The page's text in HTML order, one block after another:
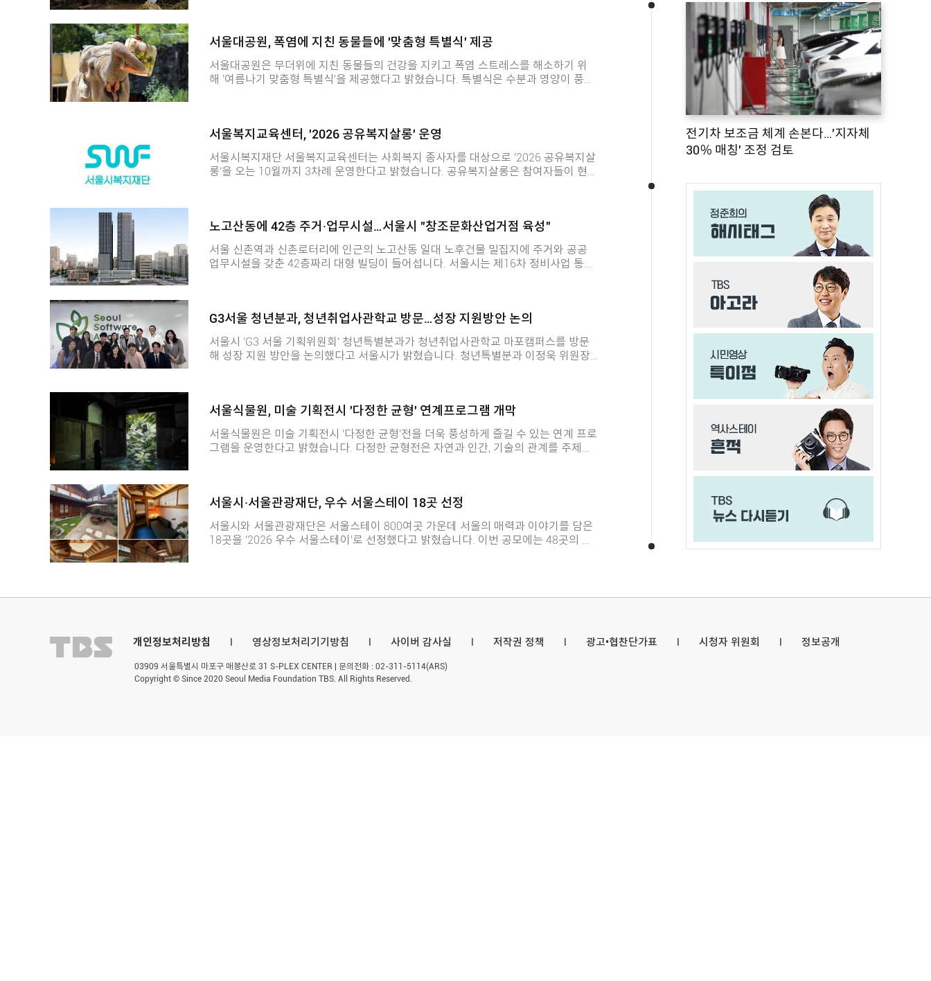
확정해 피해지역 주민이 조속히 일상으로 복귀할 수 있도록 적극 노력할 계획이라"고
서울대공원, 폭염에 지친 동물들에 '맞춤형 특별식' 제공
서울대공원은 무더위에 지친 동물들의 건강을 지키고 폭염 스트레스를 해소하기 위
해 '여름나기 맞춤형 특별식'을 제공했다고 밝혔습니다. 특별식은 수분과 영양이 풍부
본원숭이에게는 활동성 있는 먹이 행동을 유도하기 위해 연못에 얼음과 과채류를 채
급하고 야생성을 살리는 활동을 유도하여 어느 때보다 건강하게 여름을 날 수 있도록
돕겠다며 "앞으로도 동물들의 복지를 최우선으로 두고 지속적인 노력을 기울이겠
서울복지교육센터, '2026 공유복지살롱' 운영
서울시복지재단 서울복지교육센터는 사회복지 종사자를 대상으로 '2026 공유복지살
롱'을 오는 10월까지 3차례 운영한다고 밝혔습니다. 공유복지살롱은 참여자들이 현
은 관계짓기 사회복지실천기획연구소 이두진 소장과 함께 '달라진 관계 속에서 새로
작하는 새로운 실천을 디자인하다'를 주제로 진행됩니다. 2026 공유복지살롱은 복지
큐레이션 WISH 홈페이지를 통해 신청할 수 있으며, 자세한 일정과 참여 방법도 확인
노고산동에 42층 주거·업무시설…서울시 "창조문화산업거점 육성"
서울 신촌역과 신촌로터리에 인근의 노고산동 일대 노후건물 밀집지에 주거와 공공
업무시설을 갖춘 42층짜리 대형 빌딩이 들어섭니다. 서울시는 제16차 정비사업 통합
주택과 근린생활시설, 공공업무시설이 들어섭니다. 정비사업이 완료되면 전용 59㎡
시는 대학이 밀집해 있고 외국인 유학생 수요가 많은 대상지의 특성을 고려해 지상 2
층에 4차산업 청년창업교육센터와 외국인주민센터를 조성해 창조문화산업 거점으로
G3서울 청년분과, 청년취업사관학교 방문…성장 지원방안 논의
서울시 'G3 서울 기획위원회' 청년특별분과가 청년취업사관학교 마포캠퍼스를 방문
해 성장 지원 방안을 논의했다고 서울시가 밝혔습니다. 청년특별분과 이정욱 위원장
관계자와는 교육과정 설계 시 중점을 두는 사항과 후속 지원체계에 대한 의견을 나눴
습니다. 청년특별분과는 이번 현장 방문으로 확인한 의견을 토대로 청년의 AI 접근성
과 활용역량을 높이기 위한 '청년 AI 사다리' 정책을 구체화할 계획입니다.
서울식물원, 미술 기획전시 '다정한 균형' 연계프로그램 개막
서울식물원은 미술 기획전시 '다정한 균형'전을 더욱 풍성하게 즐길 수 있는 연계 프로
그램을 운영한다고 밝혔습니다. 다정한 균형전은 자연과 인간, 기술의 관계를 주제로
감상 카드와 활동지에 자신의 생각을 표현하는 프로그램도 열립니다. 성인 대상 특별
나누는 방식으로 진행됩니다. 참여를 희망하는 시민은 서울시 공공서비스예약
(yeyak.seoul.go.kr)에서 신청하면 됩니다.
서울시·서울관광재단, 우수 서울스테이 18곳 선정
서울시와 서울관광재단은 서울스테이 800여곳 가운데 서울의 매력과 이야기를 담은
18곳을 '2026 우수 서울스테이'로 선정했다고 밝혔습니다. 이번 공모에는 48곳의 서
울스테이는 외국인을 대상으로 하는 민박업 또는 한옥체험 등록 활성화와 역량 강화
전기차 보조금 체계 손본다…'지자체
30％ 매칭' 조정 검토
개인정보처리방침 영상정보처리기기방침 사이버 감사실 저작권 정책 광고•협찬단가표 시청자 위원회 정보공개
03909 서울특별시 마포구 매봉산로 31 S-PLEX CENTER | 문의전화 : 02-311-5114(ARS)
Copyright © Since 2020 Seoul Media Foundation TBS. All Rights Reserved.